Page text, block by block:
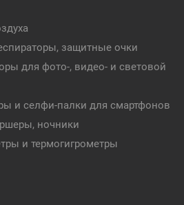
защитные очки
для фото-, видео- и световой
и селфи-палки для смартфонов
ночники
и термогигрометры